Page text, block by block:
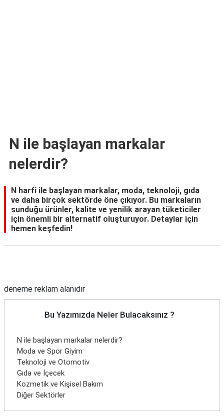
N ile başlayan markalar
nelerdir?
N harfi ile başlayan markalar, moda, teknoloji, gıda
ve daha birçok sektörde öne çıkıyor. Bu markaların
sunduğu ürünler, kalite ve yenilik arayan tüketiciler
için önemli bir alternatif oluşturuyor. Detaylar için
hemen keşfedin!
deneme reklam alanıdır
Bu Yazımızda Neler Bulacaksınız ?
N ile başlayan markalar nelerdir?
Moda ve Spor Giyim
Teknoloji ve Otomotiv
Gıda ve İçecek
Kozmetik ve Kişisel Bakım
Diğer Sektörler